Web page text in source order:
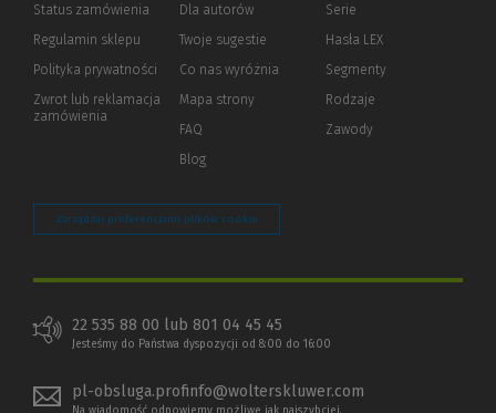
Status zamówienia
Regulamin sklepu
Polityka prywatności (Nowe
(Link
innej
Zwrot lub reklamacja
zamówienia
Dla autorów(Nowe
(Link
innej
strony)
Twoje sugestie
Co nas wyróżnia
Mapa strony
FAQ
Blog
Serie
Hasła LEX
Segmenty
Rodzaje
Zawody
Zarządzaj preferencjami plików cookie
22 535 88 00 lub 801 04 45 45
Jesteśmy do Państwa dyspozycji od 8:00 do 16:00
pl-obsluga.profinfo@wolterskluwer.com